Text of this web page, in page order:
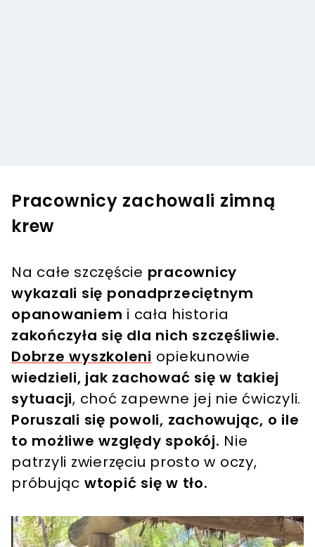
Pracownicy zachowali zimną
krew
Na całe szczęście pracownicy
wykazali się ponadprzeciętnym
opanowaniem i cała historia
zakończyła się dla nich szczęśliwie.
Dobrze wyszkoleni opiekunowie
wiedzieli, jak zachować się w takiej
sytuacji, choć zapewne jej nie ćwiczyli.
Poruszali się powoli, zachowując, o ile
to możliwe względy spokój. Nie
patrzyli zwierzęciu prosto w oczy,
próbując wtopić się w tło.